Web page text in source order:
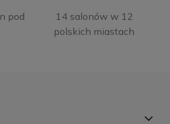
pod
14 salonów w 12
polskich miastach